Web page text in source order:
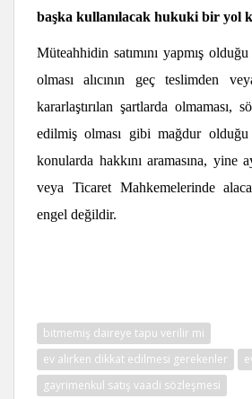
başka kullanılacak hukuki bir yol
Müteahhidin satımını yapmış
olması alıcının geç teslimden
kararlaştırılan şartlarda olmaması,
edilmiş olması gibi mağdur olduğu
konularda hakkını aramasına, yine
veya Ticaret Mahkemelerinde
engel değildir.
bitmemiş daireye tapu verilir mi
ev alırken dikkat edilmesi gerekenler
gayrimenkul satış vaadi sözleşmesi